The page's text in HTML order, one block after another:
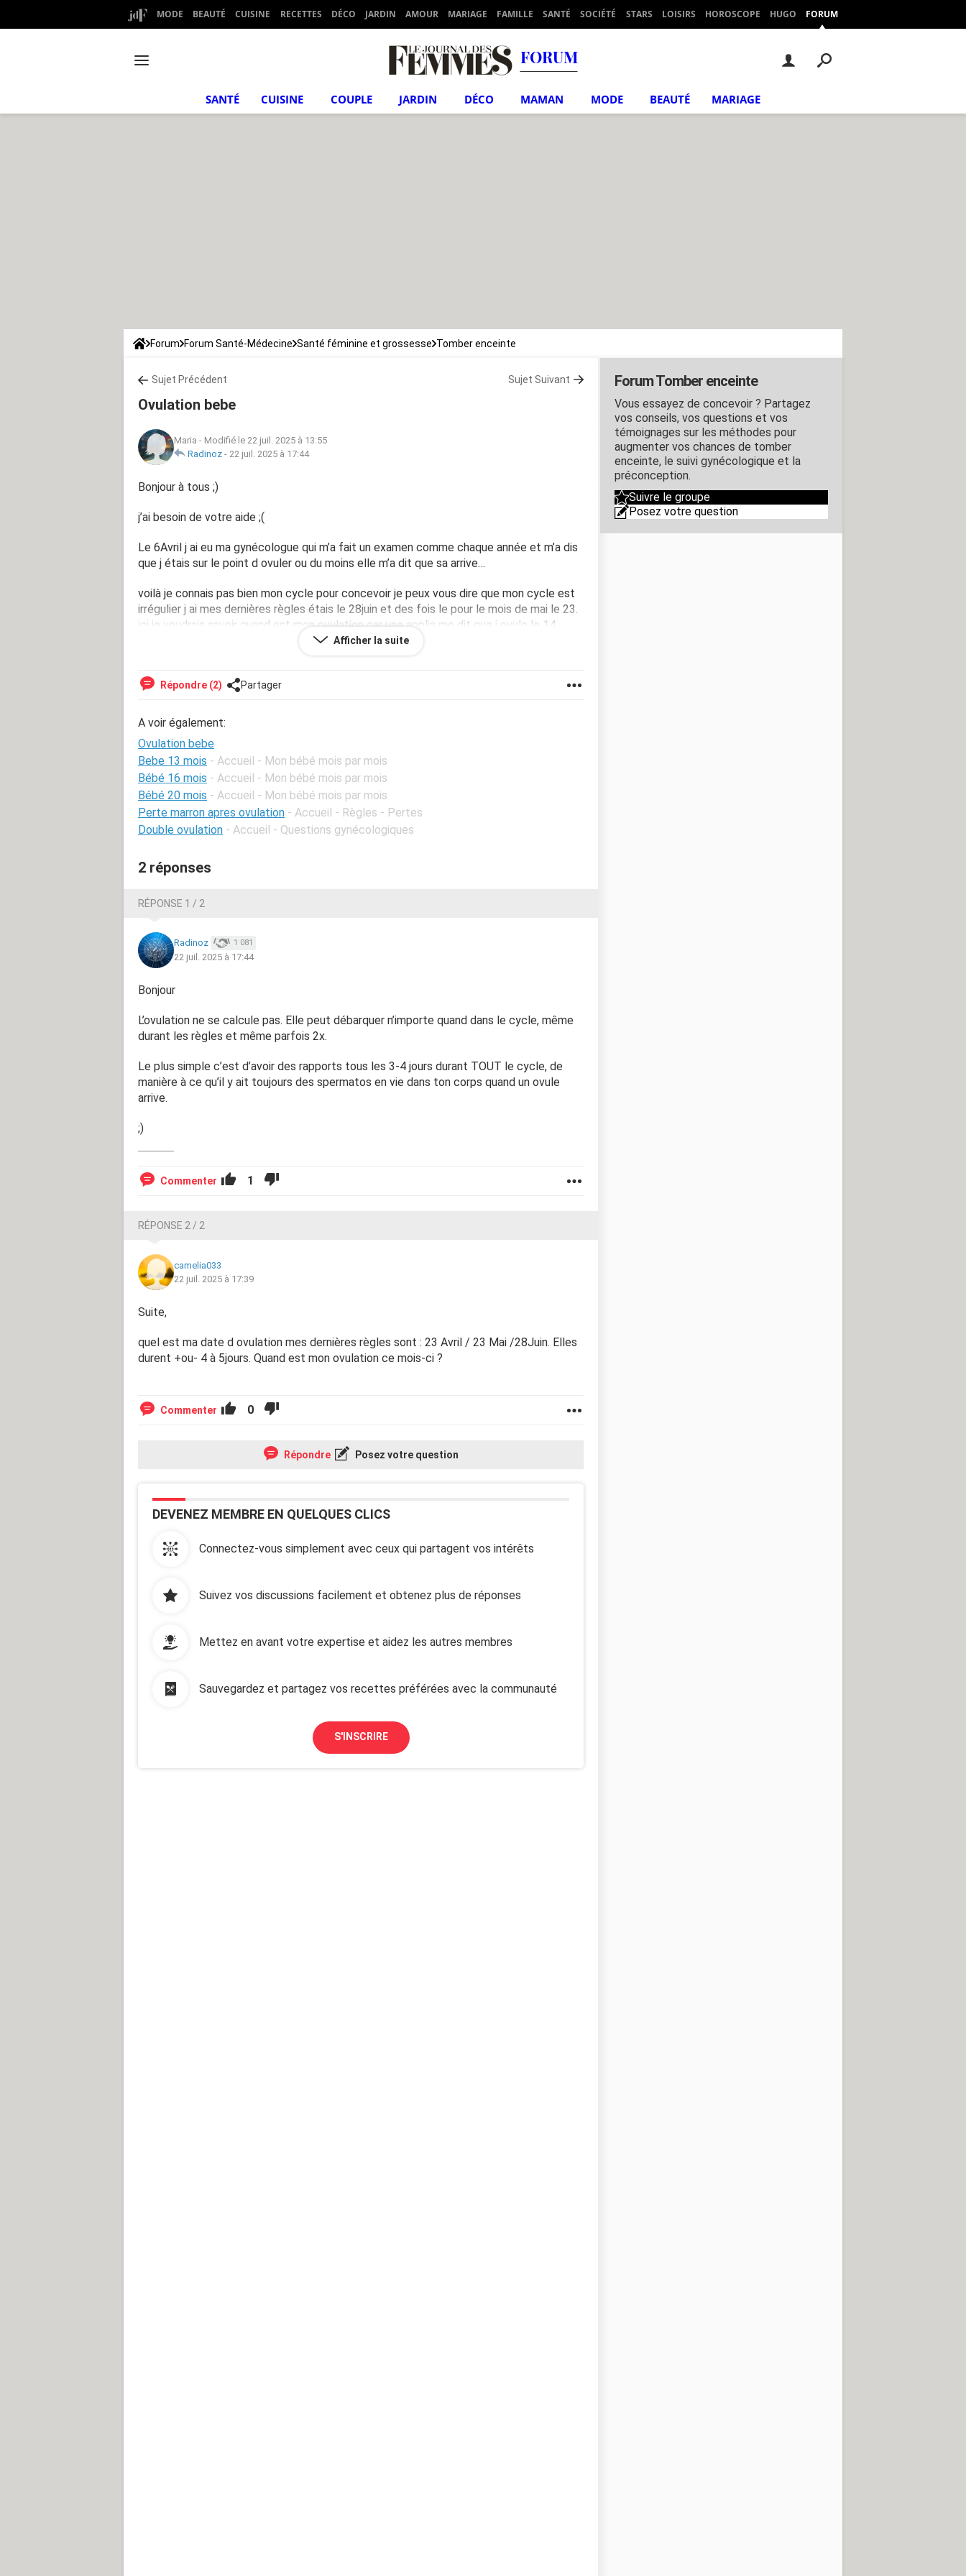
MODE BEAUTÉ CUISINE RECETTES DÉCO JARDIN AMOUR MARIAGE FAMILLE SANTÉ SOCIÉTÉ STARS LOISIRS HOROSCOPE HUGO FORUM
FORUM
SANTÉ CUISINE COUPLE JARDIN DÉCO MAMAN MODE BEAUTÉ MARIAGE
Forum Forum Santé-Médecine Santé féminine et grossesse Tomber enceinte
Sujet Précédent Sujet Suivant
Ovulation bebe
Maria - Modifié le 22 juil. 2025 à 13:55
Radinoz - 22 juil. 2025 à 17:44
Bonjour à tous ;)
j’ai besoin de votre aide ;(
Le 6Avril j ai eu ma gynécologue qui m’a fait un examen comme chaque année et m’a dis
que j étais sur le point d ovuler ou du moins elle m’a dit que sa arrive…
voilà je connais pas bien mon cycle pour concevoir je peux vous dire que mon cycle est
irrégulier j ai mes dernières règles étais le 28juin et des fois le pour le mois de mai le 23.
ici je voudrais savoir quand est mon ovulation car une applis me dit que j ovule le 14
Juillet et on a eu un rapport non protege et je viens de faire un test négatif
Afficher la suite
Répondre (2) Partager
A voir également:
Ovulation bebe
Bebe 13 mois - Accueil - Mon bébé mois par mois
Bébé 16 mois - Accueil - Mon bébé mois par mois
Bébé 20 mois - Accueil - Mon bébé mois par mois
Perte marron apres ovulation - Accueil - Règles - Pertes
Double ovulation - Accueil - Questions gynécologiques
2 réponses
RÉPONSE 1 / 2
Radinoz 1 081
22 juil. 2025 à 17:44
Bonjour
L’ovulation ne se calcule pas. Elle peut débarquer n’importe quand dans le cycle, même
durant les règles et même parfois 2x.
Le plus simple c’est d’avoir des rapports tous les 3-4 jours durant TOUT le cycle, de
manière à ce qu’il y ait toujours des spermatos en vie dans ton corps quand un ovule
arrive.
;)
Commenter 1
RÉPONSE 2 / 2
camelia033
22 juil. 2025 à 17:39
Suite,
quel est ma date d ovulation mes dernières règles sont : 23 Avril / 23 Mai /28Juin. Elles
durent +ou- 4 à 5jours. Quand est mon ovulation ce mois-ci ?
Commenter 0
Répondre Posez votre question
DEVENEZ MEMBRE EN QUELQUES CLICS
Connectez-vous simplement avec ceux qui partagent vos intérêts
Suivez vos discussions facilement et obtenez plus de réponses
Mettez en avant votre expertise et aidez les autres membres
Sauvegardez et partagez vos recettes préférées avec la communauté
S'INSCRIRE
Forum Tomber enceinte
Vous essayez de concevoir ? Partagez
vos conseils, vos questions et vos
témoignages sur les méthodes pour
augmenter vos chances de tomber
enceinte, le suivi gynécologique et la
préconception.
Suivre le groupe
Posez votre question